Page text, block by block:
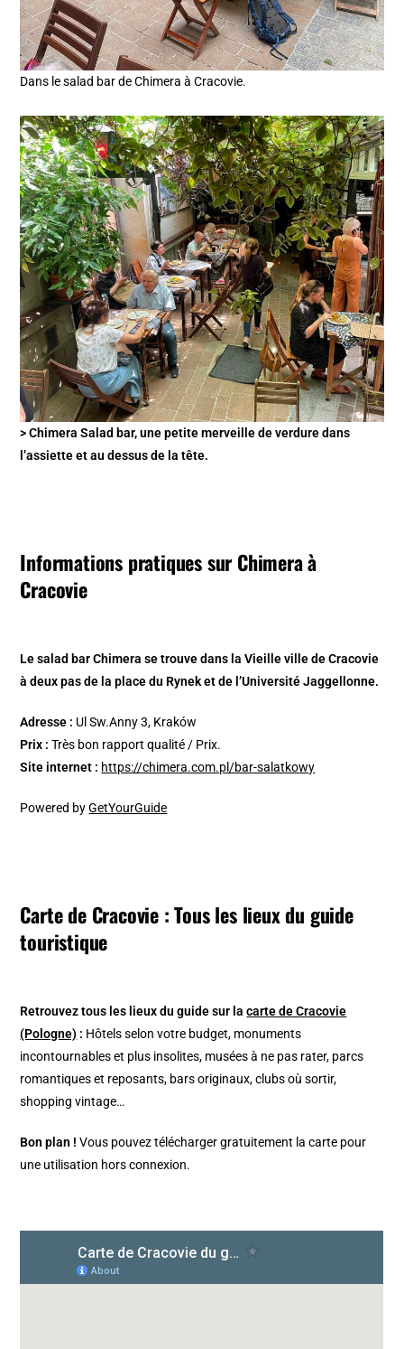
Dans le salad bar de Chimera à Cracovie.
> Chimera Salad bar, une petite merveille de verdure dans
l’assiette et au dessus de la tête.
Informations pratiques sur Chimera à
Cracovie
Lesalad bar Chimera se trouve dans la Vieille ville de Cracovie
à deux pas de la place du Rynek et de l’Université Jaggellonne.
Adresse : Ul Sw.Anny 3, Kraków
Prix : Très bon rapport qualité / Prix.
Site internet : https://chimera.com.pl/bar-salatkowy
Powered byGetYourGuide
Carte de Cracovie : Tous les lieux du guide
touristique
Retrouvez tous les lieux du guide sur lacarte de Cracovie
(Pologne) : Hôtels selon votre budget, monuments
incontournables et plus insolites, musées à ne pas rater, parcs
romantiques et reposants, bars originaux, clubs où sortir,
shopping vintage…
Bon plan ! Vous pouvez télécharger gratuitement la carte pour
une utilisation hors connexion.